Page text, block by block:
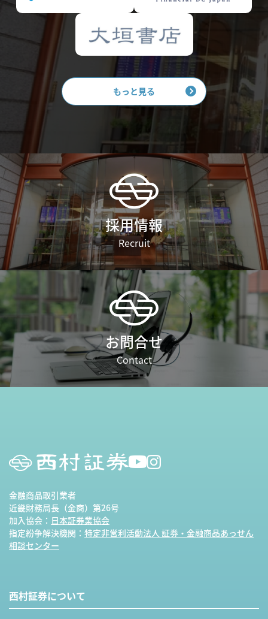
もっと見る
採用情報
Recruit
お問合せ
Contact
金融商品取引業者
近畿財務局長（金商）第26号
加入協会： 日本証券業協会
指定紛争解決機関： 特定非営利活動法人 証券・金融商品あっせん
相談センター
西村証券について